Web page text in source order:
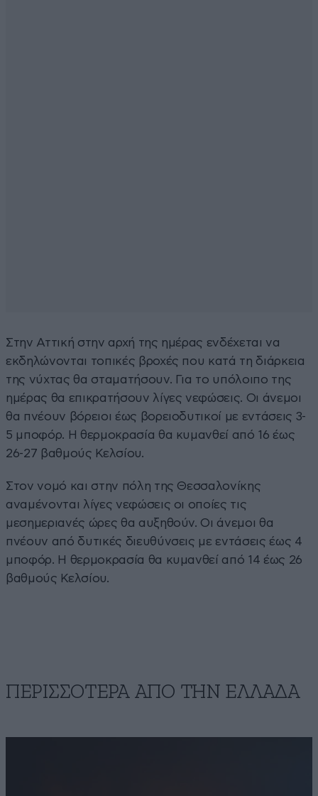
Στην Αττική στην αρχή της ημέρας ενδέχεται να
εκδηλώνονται τοπικές βροχές που κατά τη διάρκεια
της νύχτας θα σταματήσουν. Για το υπόλοιπο της
ημέρας θα επικρατήσουν λίγες νεφώσεις. Οι άνεμοι
θα πνέουν βόρειοι έως βορειοδυτικοί με εντάσεις 3-
5 μποφόρ. Η θερμοκρασία θα κυμανθεί από 16 έως
26-27 βαθμούς Κελσίου.
Στον νομό και στην πόλη της Θεσσαλονίκης
αναμένονται λίγες νεφώσεις οι οποίες τις
μεσημεριανές ώρες θα αυξηθούν. Οι άνεμοι θα
πνέουν από δυτικές διευθύνσεις με εντάσεις έως 4
μποφόρ. Η θερμοκρασία θα κυμανθεί από 14 έως 26
βαθμούς Κελσίου.
ΠΕΡΙΣΣΟΤΕΡΑ ΑΠΟ ΤΗΝ ΕΛΛΑΔΑ